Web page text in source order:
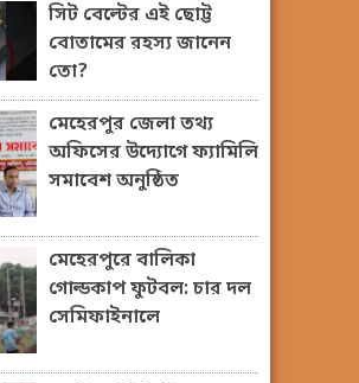
সিট বেল্টের এই ছোট্ট
বোতামের রহস্য জানেন
তো?
মেহেরপুর জেলা তথ্য
অফিসের উদ্যোগে ফ্যামিলি
সমাবেশ অনুষ্ঠিত
মেহেরপুরে বালিকা
গোল্ডকাপ ফুটবল: চার দল
সেমিফাইনালে